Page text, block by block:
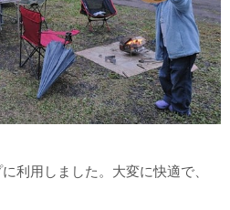
利用しました。大変に快適で、